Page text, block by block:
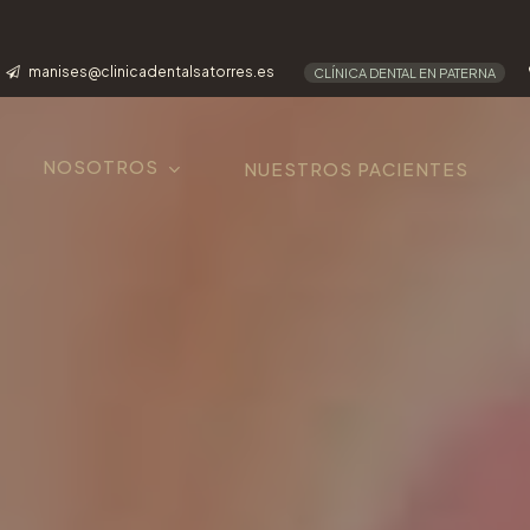
manises@clinicadentalsatorres.es CLÍNICA DENTAL EN PATERNA
NOSOTROS NUESTROS PACIENTES